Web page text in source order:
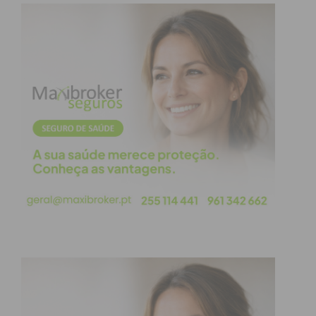
Direito. Sobretudo, nos tempos em que vivemos,
em que nunca se viu uma tão grande clivagem de
posições radicalizadas à esquerda e à direita.
Os radicalismos, venham donde vierem, acabam
quase sempre em guerra, perseguições e ameaças
ao nosso valor coletivo e civilizacional maior: a
É por isso que, para os democratas, é tão
importante participar nas eleições europeias. Do
imperfeitas), no dia em que, na Europa, voltarem a
mandar os radicalismos, todos sofreremos dos
males que eles – em Bruxelas e Estrasburgo –